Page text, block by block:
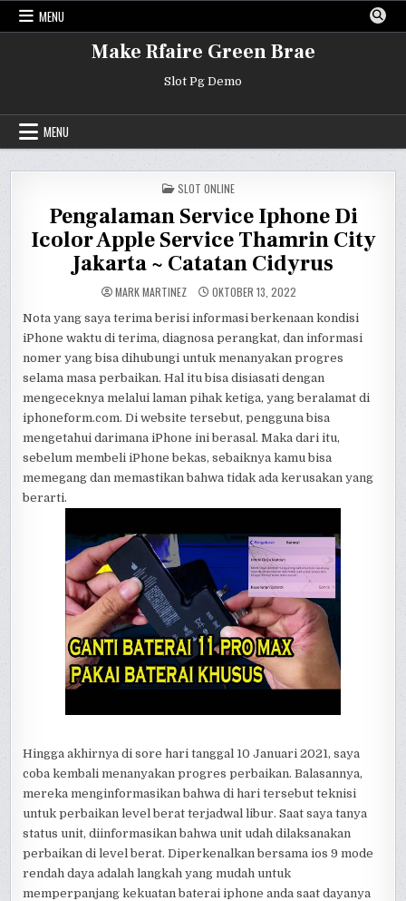
Skip
MENU
Make Rfaire Green Brae
Slot Pg Demo
MENU
POSTED
IN
SLOT ONLINE
Pengalaman Service Iphone Di
Icolor Apple Service Thamrin City
Jakarta ~ Catatan Cidyrus
MARK MARTINEZ OKTOBER 13, 2022
Nota yang saya terima berisi informasi berkenaan kondisi
iPhone waktu di terima, diagnosa perangkat, dan informasi
nomer yang bisa dihubungi untuk menanyakan progres
selama masa perbaikan. Hal itu bisa disiasati dengan
mengeceknya melalui laman pihak ketiga, yang beralamat di
iphoneform.com. Di website tersebut, pengguna bisa
mengetahui darimana iPhone ini berasal. Maka dari itu,
sebelum membeli iPhone bekas, sebaiknya kamu bisa
memegang dan memastikan bahwa tidak ada kerusakan yang
berarti.
Hingga akhirnya di sore hari tanggal 10 Januari 2021, saya
coba kembali menanyakan progres perbaikan. Balasannya,
mereka menginformasikan bahwa di hari tersebut teknisi
untuk perbaikan level berat terjadwal libur. Saat saya tanya
status unit, diinformasikan bahwa unit udah dilaksanakan
perbaikan di level berat. Diperkenalkan bersama ios 9 mode
rendah daya adalah langkah yang mudah untuk
memperpanjang kekuatan baterai iphone anda saat dayanya